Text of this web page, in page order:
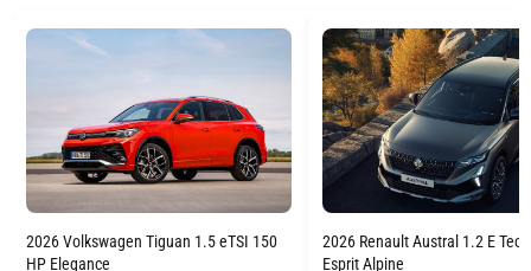
2026 Volkswagen Tiguan 1.5 eTSI 150
HP Elegance
2026 Renault Austral 1.2 E
Esprit Alpine